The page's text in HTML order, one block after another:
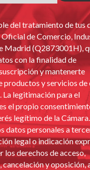
del tratamiento de tus
Oficial de Comercio,
Madrid (Q2873001H),
con la finalidad de
y mantenerte
productos y servicios de
La legitimación para el
el propio
legítimo de la
datos personales a
legal o indicación
los derechos de acceso,
y oposición,